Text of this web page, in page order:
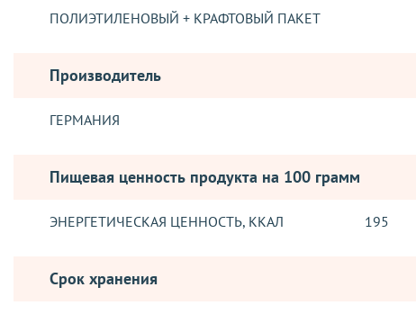
ПОЛИЭТИЛЕНОВЫЙ + КРАФТОВЫЙ ПАКЕТ
Производитель
ГЕРМАНИЯ
Пищевая ценность продукта на 100 грамм
ЭНЕРГЕТИЧЕСКАЯ ЦЕННОСТЬ, ККАЛ 195
Срок хранения